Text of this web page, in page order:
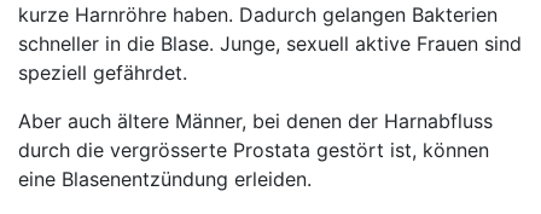
kurze Harnröhre haben. Dadurch gelangen Bakterien
schneller in die Blase. Junge, sexuell aktive Frauen sind
speziell gefährdet.
Aber auch ältere Männer, bei denen der Harnabfluss
durch die vergrösserte Prostata gestört ist, können
eine Blasenentzündung erleiden.